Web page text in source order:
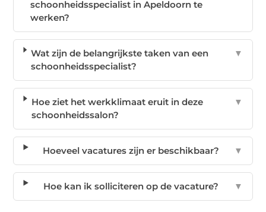
schoonheidsspecialist in Apeldoorn te
werken?
Wat zijn de belangrijkste taken van een
schoonheidsspecialist?
▼
Hoe ziet het werkklimaat eruit in deze
schoonheidssalon?
▼
Hoeveel vacatures zijn er beschikbaar? ▼
Hoe kan ik solliciteren op de vacature? ▼